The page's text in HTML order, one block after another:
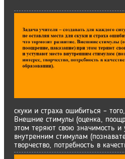
скуки и страха ошибиться –
Внешние стимулы (оценка,
этом теряют свою значимость и
внутренним стимулам
творчество, потребность в